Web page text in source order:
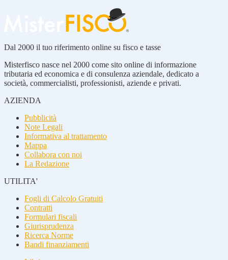
Dal 2000 il tuo riferimento online su fisco e tasse
Misterfisco nasce nel 2000 come sito online di informazione
tributaria ed economica e di consulenza aziendale, dedicato a
società, commercialisti, professionisti, aziende e privati.
AZIENDA
Pubblicità
Note Legali
Informativa al trattamento
Mappa
Collabora con noi
La Redazione
UTILITA'
Fogli di Calcolo Gratuiti
Contratti
Formulari fiscali
Giurisprudenza
Ricerca Norme
Bandi finanziamenti